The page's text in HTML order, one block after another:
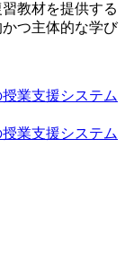
教材を提供する
つ主体的な学び